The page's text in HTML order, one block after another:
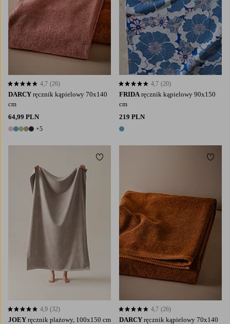
DARCY ręcznik kąpielowy 70x140
cm
64,99 PLN
10 kolory
+5
4,7 opierając się na 26 ocenach
4,7 (26)
FRIDA ręcznik kąpielowy 90x150
cm
219 PLN
1 kolor
4,7 opierając się na 20 ocenach
4,7 (20)
JOEY ręcznik plażowy, 100x150 cm
4,9 opierając się na 32 ocenach
4,9 (32)
Dodaj do ulubionych
DARCY ręcznik kąpielowy 70x140
4,7 opierając się na 26 ocenach
4,7 (26)